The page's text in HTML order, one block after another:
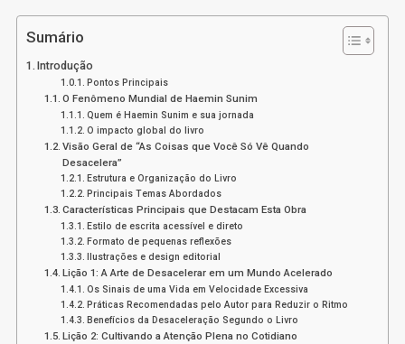
Que
Vê
Quando
Desacelera
Sumário
Introdução
Pontos Principais
O Fenômeno Mundial de Haemin Sunim
Quem é Haemin Sunim e sua jornada
O impacto global do livro
Visão Geral de “As Coisas que Você Só Vê Quando
Desacelera”
Estrutura e Organização do Livro
Principais Temas Abordados
Características Principais que Destacam Esta Obra
Estilo de escrita acessível e direto
Formato de pequenas reflexões
Ilustrações e design editorial
Lição 1: A Arte de Desacelerar em um Mundo Acelerado
Os Sinais de uma Vida em Velocidade Excessiva
Práticas Recomendadas pelo Autor para Reduzir o Ritmo
Benefícios da Desaceleração Segundo o Livro
Lição 2: Cultivando a Atenção Plena no Cotidiano